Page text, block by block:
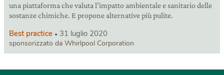
una piattaforma che valuta l’impatto ambientale e sanitario delle
sostanze chimiche. E propone alternative più pulite.
Best practice 31 luglio 2020
sponsorizzato da Whirlpool Corporation